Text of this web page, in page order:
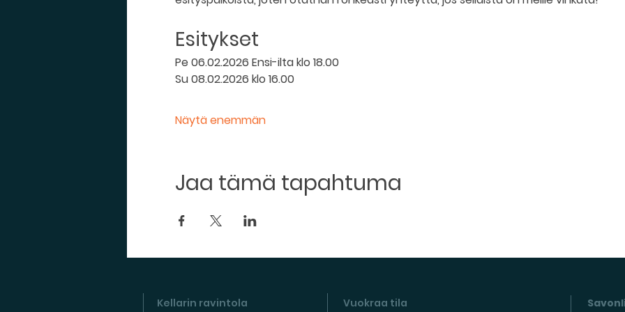
Esitykset
Pe 06.02.2026 Ensi-ilta klo 18.00
Su 08.02.2026 klo 16.00
Näytä enemmän
Jaa tämä tapahtuma
Kellarin ravintola Vuokraa tila